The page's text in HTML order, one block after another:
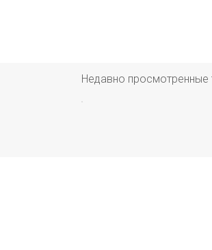
Недавно просмотренные